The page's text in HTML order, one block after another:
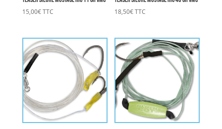
15,00€TTC
18,50€TTC